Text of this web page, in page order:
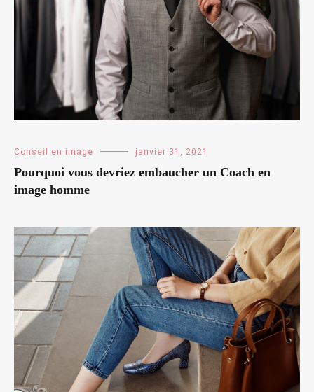
Conseil en image janvier 31, 2021
Pourquoi vous devriez embaucher un Coach en
image homme